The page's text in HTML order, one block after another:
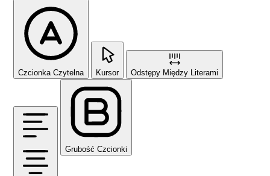
Czcionka Czytelna Kursor Odstępy Między Literami
Grubość Czcionki